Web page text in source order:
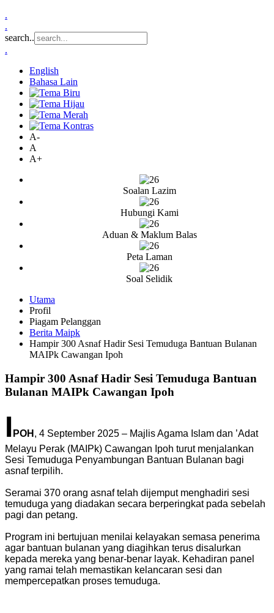
.
.
search..
.
English
Bahasa Lain
A-
A
A+
Soalan Lazim
Hubungi Kami
Aduan & Maklum Balas
Peta Laman
Soal Selidik
Utama
Profil
Piagam Pelanggan
Berita Maipk
Hampir 300 Asnaf Hadir Sesi Temuduga Bantuan Bulanan
MAIPk Cawangan Ipoh
Hampir 300 Asnaf Hadir Sesi Temuduga Bantuan
Bulanan MAIPk Cawangan Ipoh
I POH , 4 September 2025 – Majlis Agama Islam dan ’Adat
Melayu Perak (MAIPk) Cawangan Ipoh turut menjalankan
Sesi Temuduga Penyambungan Bantuan Bulanan bagi
asnaf terpilih.
Seramai 370 orang asnaf telah dijemput menghadiri sesi
temuduga yang diadakan secara berperingkat pada sebelah
pagi dan petang.
Program ini bertujuan menilai kelayakan semasa penerima
agar bantuan bulanan yang diagihkan terus disalurkan
kepada mereka yang benar-benar layak. Kehadiran panel
yang ramai telah memastikan kelancaran sesi dan
mempercepatkan proses temuduga.